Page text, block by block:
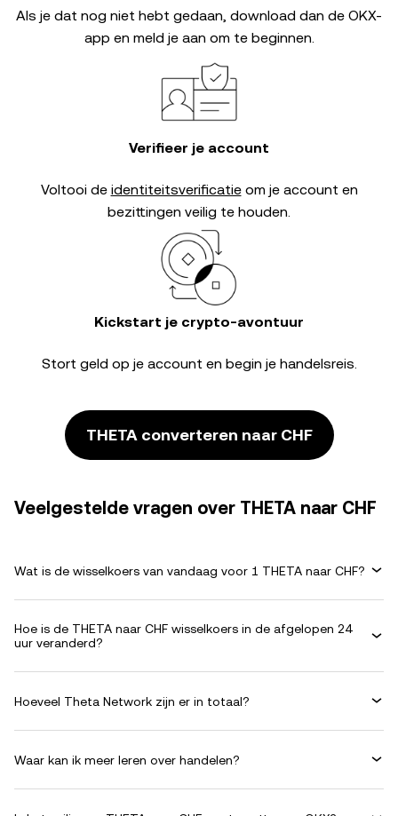
Als je dat nog niet hebt gedaan, download dan de OKX-
app en meld je aan om te beginnen.
Verifieer je account
Voltooi de identiteitsverificatieom je account en
bezittingen veilig te houden.
Kickstart je crypto-avontuur
Stort geld op je account en begin je handelsreis.
THETA converteren naar CHF
Veelgestelde vragen over THETA naar CHF
Wat is de wisselkoers van vandaag voor 1 THETA naar CHF?
Hoe is de THETA naar CHF wisselkoers in de afgelopen 24
uur veranderd?
Hoeveel Theta Network zijn er in totaal?
Waar kan ik meer leren over handelen?